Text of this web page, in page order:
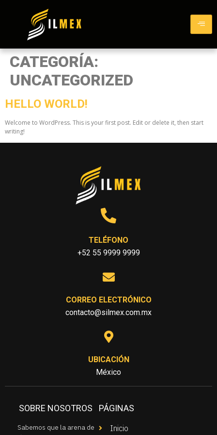
CATEGORÍA:
UNCATEGORIZED
HELLO WORLD!
Welcome to WordPress. This is your first post. Edit or delete it, then start
writing!
TELÉFONO
+52 55 9999 9999
CORREO ELECTRÓNICO
contacto@silmex.com.mx
UBICACIÓN
México
SOBRE NOSOTROS
Sabemos que la arena de
PÁGINAS
Inicio